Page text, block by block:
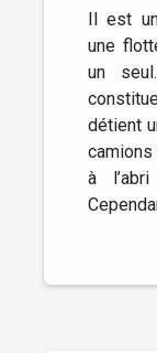
Il est
une
un
détient
à